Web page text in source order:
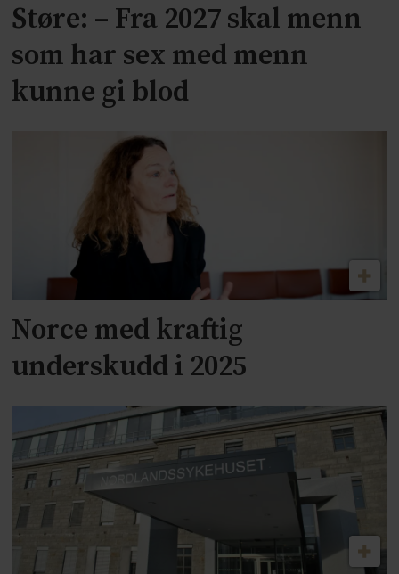
Støre: – Fra 2027 skal menn
som har sex med menn
kunne gi blod
Norce med kraftig
underskudd i 2025